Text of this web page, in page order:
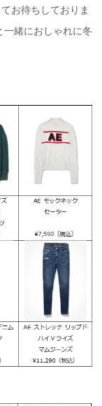
お待ちしておりま
一緒におしゃれに冬